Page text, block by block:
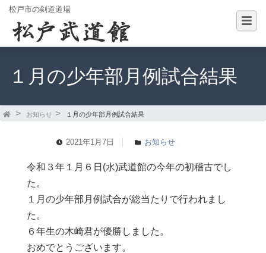
松戸市の剣道道場
１月の少年部月例試合結果
お知らせ １月の少年部月例試合結果
2021年1月7日 お知らせ
令和３年１月６日(水)武道館の今年の初稽古でし
た。
１月の少年部月例試合が総当たりで行われまし
た。
６年生の木崎君が優勝しました。
おめでとうございます。